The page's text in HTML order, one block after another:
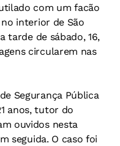
com um facão
interior de São
tarde de sábado, 16,
circularem nas
Segurança Pública
anos, tutor do
ouvidos nesta
seguida. O caso foi